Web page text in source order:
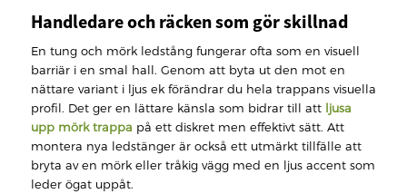
Handledare och räcken som gör skillnad
En tung och mörk ledstång fungerar ofta som en visuell
barriär i en smal hall. Genom att byta ut den mot en
nättare variant i ljus ek förändrar du hela trappans visuella
profil. Det ger en lättare känsla som bidrar till att ljusa
upp mörk trappa på ett diskret men effektivt sätt. Att
montera nya ledstänger är också ett utmärkt tillfälle att
bryta av en mörk eller tråkig vägg med en ljus accent som
leder ögat uppåt.